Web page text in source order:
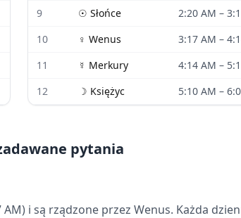
9
☉ Słońce 2:20 AM –
10
♀ Wenus 3:17 AM –
11
☿ Merkury 4:14 AM –
12
☽ Księżyc 5:10 AM –
pytania
i są rządzone przez Wenus. Każda